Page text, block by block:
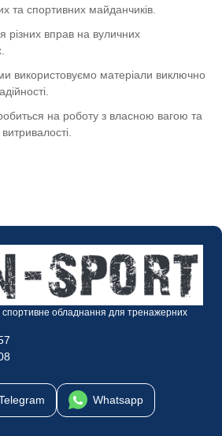
та спортивних майданчиків.
різних вправ на вуличних
використовуємо матеріали виключно
на роботу з власною вагою та
спортивне обладнання для тренажерних
Whatsapp